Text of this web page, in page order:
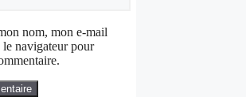
nom, mon e-mail
le navigateur pour